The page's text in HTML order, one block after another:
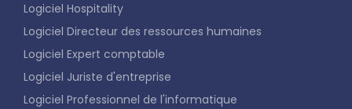
Logiciel Hospitality
Logiciel Directeur des ressources humaines
Logiciel Expert comptable
Logiciel Juriste d'entreprise
Logiciel Professionnel de l'informatique